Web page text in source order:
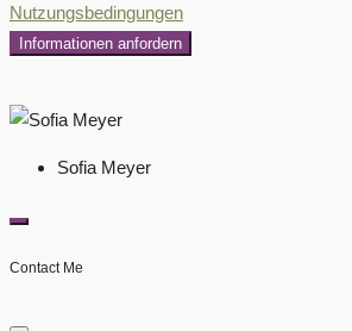
Nutzungsbedingungen
Informationen anfordern
Sofia Meyer
Contact Me